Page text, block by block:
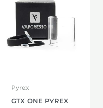
Pyrex
GTX ONE PYREX